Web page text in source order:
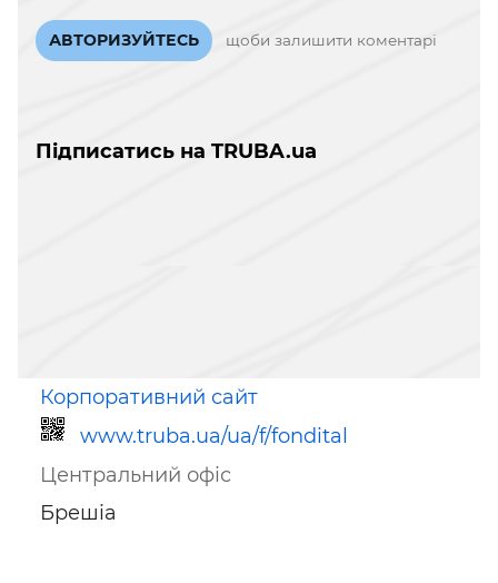
АВТОРИЗУЙТЕСЬ щоби залишити коментарі
Підписатись на TRUBA.ua
Корпоративний сайт
www.truba.ua/ua/f/fondital
Центральний офіс
Брешіа